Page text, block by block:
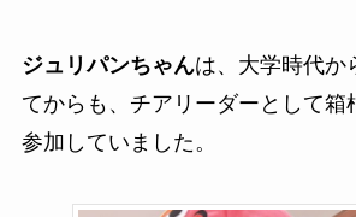
ジュリパンちゃんは、大学時代か
てからも、チアリーダーとして箱
参加していました。